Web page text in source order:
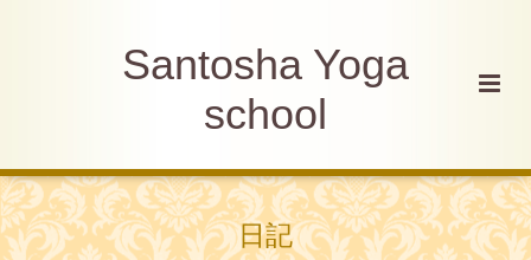
Santosha Yoga
school
日記